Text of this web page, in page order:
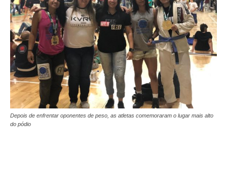
Depois de enfrentar oponentes de peso, as atletas comemoraram o lugar mais alto
do pódio